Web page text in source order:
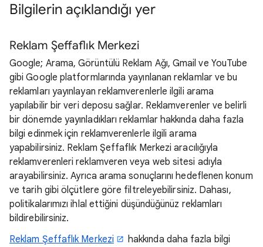
Bilgilerin açıklandığı yer
Reklam Şeffaflık Merkezi
Google; Arama, Görüntülü Reklam Ağı, Gmail ve YouTube
gibi Google platformlarında yayınlanan reklamlar ve bu
reklamları yayınlayan reklamverenlerle ilgili arama
yapılabilir bir veri deposu sağlar. Reklamverenler ve belirli
bir dönemde yayınladıkları reklamlar hakkında daha fazla
bilgi edinmek için reklamverenlerle ilgili arama
yapabilirsiniz. Reklam Şeffaflık Merkezi aracılığıyla
reklamverenleri reklamveren veya web sitesi adıyla
arayabilirsiniz. Ayrıca arama sonuçlarını hedeflenen konum
ve tarih gibi ölçütlere göre filtreleyebilirsiniz. Dahası,
politikalarımızı ihlal ettiğini düşündüğünüz reklamları
bildirebilirsiniz.
Reklam Şeffaflık Merkezi
hakkında daha fazla bilgi